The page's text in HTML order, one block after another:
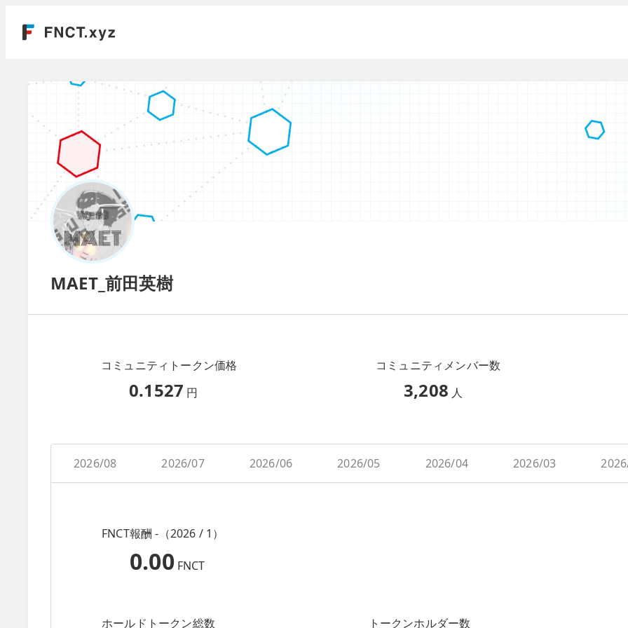
MAET_前田英樹
コミュニティトークン価格
0.1527 円
コミュニティメンバー数
3,208 人
2026/08 2026/07 2026/06 2026/05 2026/04 2026/03
FNCT報酬 -（2026 / 1）
0.00 FNCT
ホールドトークン総数 トークンホルダー数